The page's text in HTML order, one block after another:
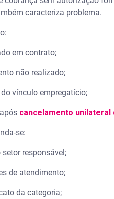
caracteriza problema.
em contrato;
não realizado;
vínculo empregatício;
cancelamento unilateral
se:
responsável;
de atendimento;
da categoria;